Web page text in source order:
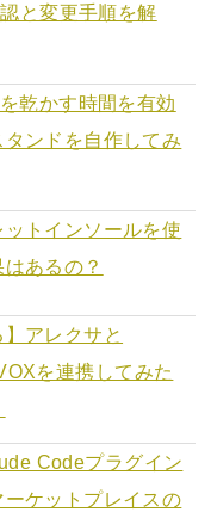
と変更手順を解
乾かす時間を有効
ンドを自作してみ
ットインソールを使
あるの？
】アレクサと
を連携してみた
Codeプラグイン
ケットプレイスの